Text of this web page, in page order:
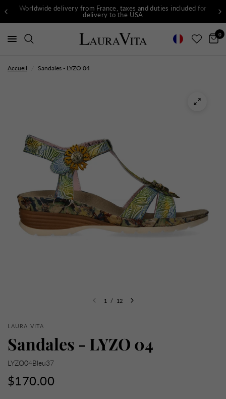
Worldwide delivery from France, taxes and duties included for
delivery to the USA
0
Accueil Sandales - LYZO 04
1 / 12
LAURA VITA
Sandales - LYZO 04
LYZO04Bleu37
$170.00